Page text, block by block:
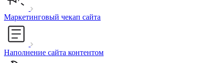
Маркетинговый чекап сайта
Наполнение сайта контентом